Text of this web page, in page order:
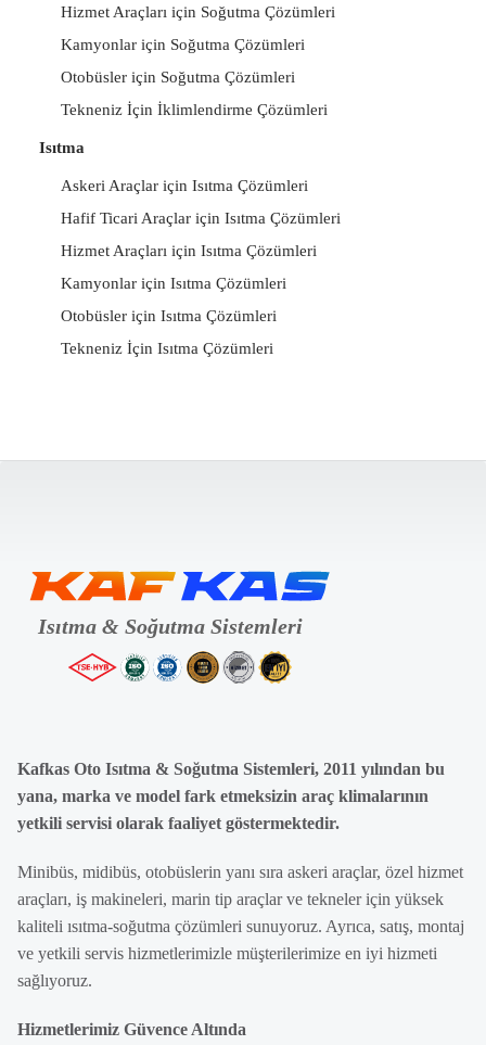
Hizmet Araçları için Soğutma Çözümleri
Kamyonlar için Soğutma Çözümleri
Otobüsler için Soğutma Çözümleri
Tekneniz İçin İklimlendirme Çözümleri
Isıtma
Askeri Araçlar için Isıtma Çözümleri
Hafif Ticari Araçlar için Isıtma Çözümleri
Hizmet Araçları için Isıtma Çözümleri
Kamyonlar için Isıtma Çözümleri
Otobüsler için Isıtma Çözümleri
Tekneniz İçin Isıtma Çözümleri
Kafkas Oto Isıtma & Soğutma Sistemleri, 2011 yılından bu
yana, marka ve model fark etmeksizin araç klimalarının
yetkili servisi olarak faaliyet göstermektedir.
Minibüs, midibüs, otobüslerin yanı sıra askeri araçlar, özel hizmet
araçları, iş makineleri, marin tip araçlar ve tekneler için yüksek
kaliteli ısıtma-soğutma çözümleri sunuyoruz. Ayrıca, satış, montaj
ve yetkili servis hizmetlerimizle müşterilerimize en iyi hizmeti
sağlıyoruz.
Hizmetlerimiz Güvence Altında